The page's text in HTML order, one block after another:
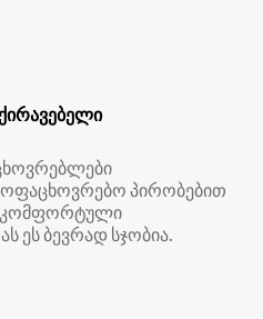
პირობებით
კომფორტული
ეს ბევრად სჯობია.